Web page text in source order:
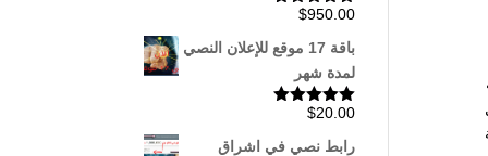
تم التقييم
$950.00
باقة 17 موقع للإعلان النصي
لمدة شهر
تم التقييم
$20.00
رابط نصي في اشراق